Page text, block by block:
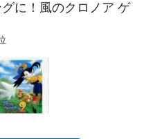
に！風のクロノア ゲ